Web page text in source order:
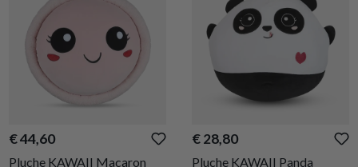
€ 44,60
Pluche KAWAII Macaron
€ 28,80
Pluche KAWAII Panda